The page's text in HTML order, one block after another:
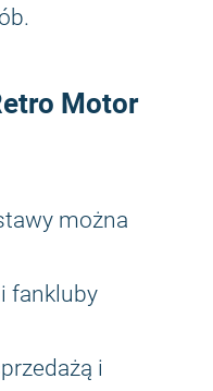
Motor
można
fankluby
i